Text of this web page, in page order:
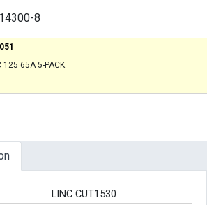
8
125 65A 5-PACK
LINC CUT1530